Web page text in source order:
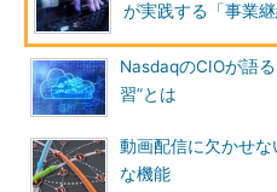
が実践する「事業
NasdaqのCIOが語
習”とは
動画配信に欠かせ
な機能